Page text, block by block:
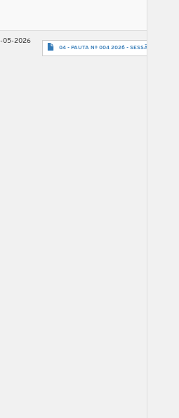
05-2026
04 - PAUTA Nº 004 2026 - SESSÃO